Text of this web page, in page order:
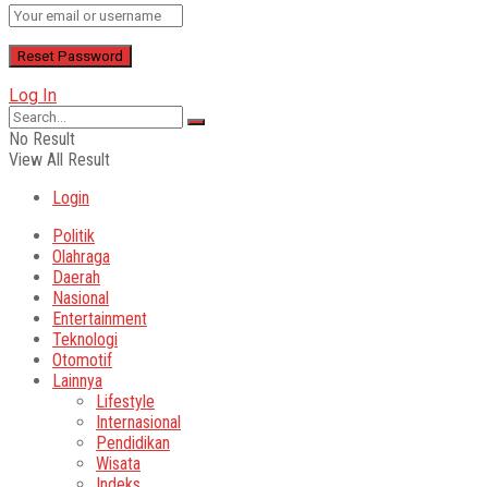
Log In
No Result
View All Result
Login
Politik
Olahraga
Daerah
Nasional
Entertainment
Teknologi
Otomotif
Lainnya
Lifestyle
Internasional
Pendidikan
Wisata